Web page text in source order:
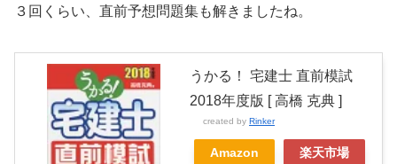
３回くらい、直前予想問題集も解きましたね。
うかる！ 宅建士 直前模試
2018年度版 [ 高橋 克典 ]
created by Rinker
Amazon 楽天市場